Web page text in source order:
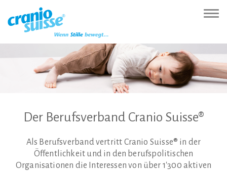
(Accesskey
Hauptnavigation
(Accesskey
Inhalt
(Accesskey
Sprachumschaltung
(Accesskey
Der Berufsverband Cranio Suisse®
Als Berufsverband vertritt Cranio Suisse® in der
Öffentlichkeit und in den berufspolitischen
Organisationen die Interessen von über 1'300 aktiven